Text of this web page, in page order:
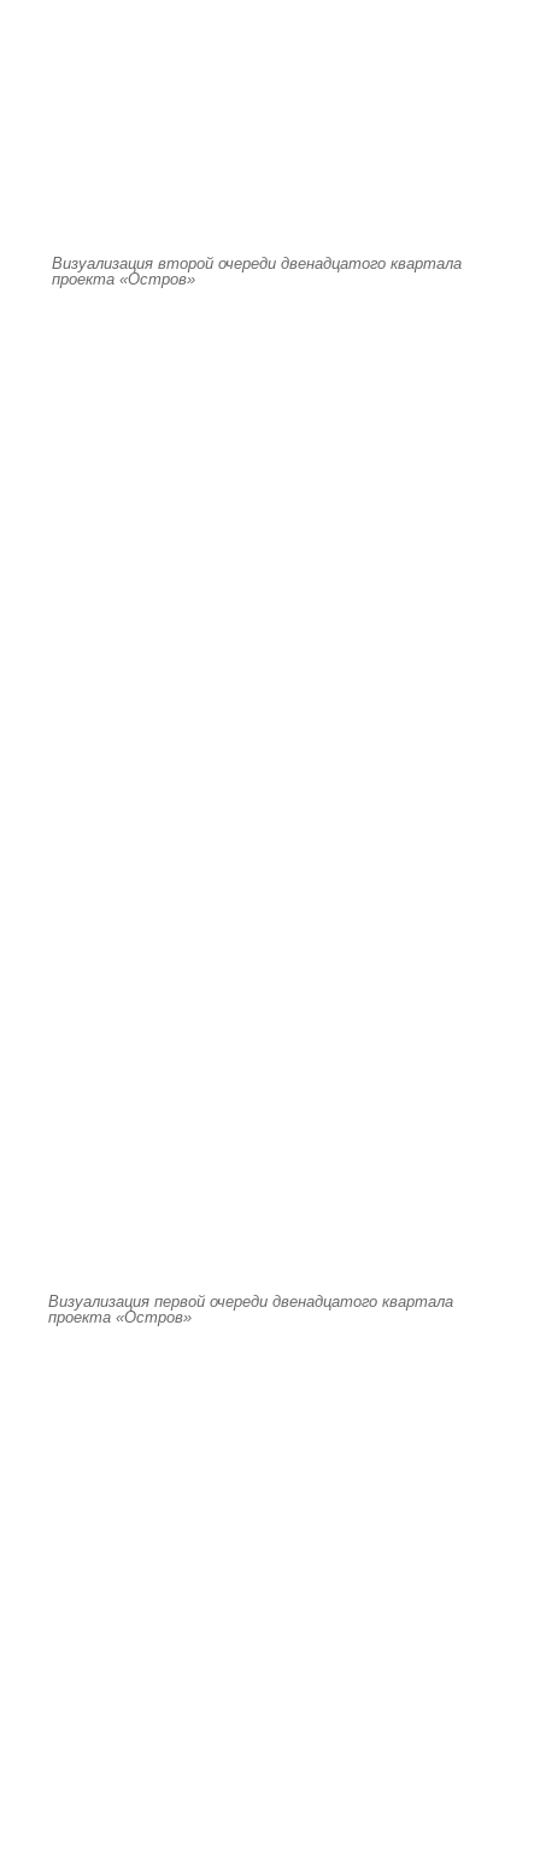
Визуализация второй очереди двенадцатого квартала
проекта «Остров»
Визуализация первой очереди двенадцатого квартала
проекта «Остров»